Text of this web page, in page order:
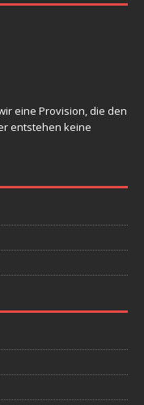
eine Provision, die den
entstehen keine